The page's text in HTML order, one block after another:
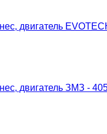
двигатель
двигатель ЗМЗ -